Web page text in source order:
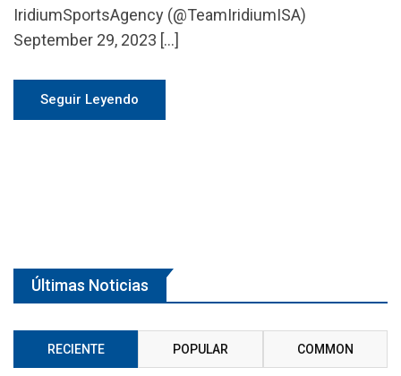
IridiumSportsAgency (@TeamIridiumISA)
September 29, 2023 […]
Seguir Leyendo
Últimas Noticias
RECIENTE POPULAR COMMON